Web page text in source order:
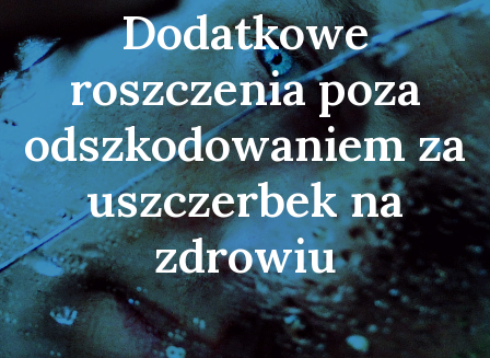
Dodatkowe
roszczenia poza
odszkodowaniem za
uszczerbek na
zdrowiu